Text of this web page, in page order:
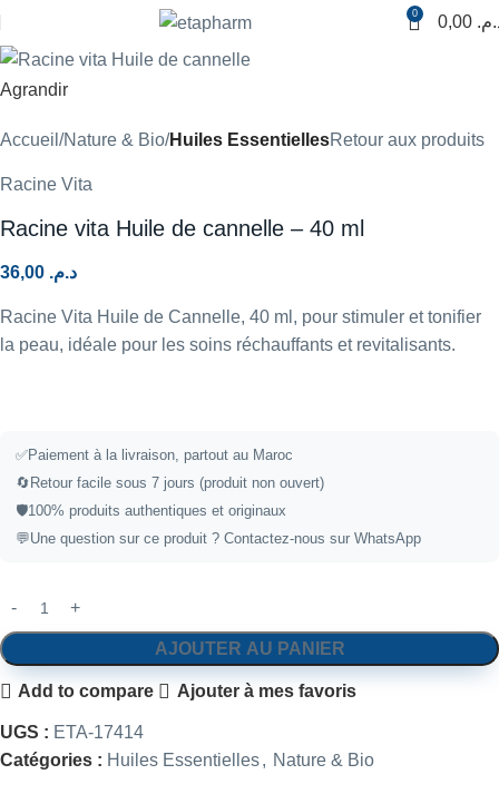
0
Agrandir
Accueil Nature & Bio Huiles EssentiellesRetour aux produits
Racine Vita
Racine vita Huile de cannelle – 40 ml
د.م.
Racine Vita Huile de Cannelle, 40 ml, pour stimuler et tonifier
la peau, idéale pour les soins réchauffants et revitalisants.
✅Paiement à la livraison, partout au Maroc
🔄Retour facile sous 7 jours (produit non ouvert)
🛡️100% produits authentiques et originaux
💬Une question sur ce produit ? Contactez-nous sur WhatsApp
AJOUTER AU PANIER
Add to compare Ajouter à mes favoris
UGS : ETA-17414
Catégories : Huiles Essentielles, Nature & Bio